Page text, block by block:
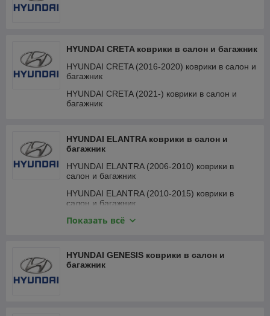
HYUNDAI CRETA коврики в салон и багажник
HYUNDAI CRETA (2016-2020) коврики в салон и
багажник
HYUNDAI CRETA (2021-) коврики в салон и
багажник
HYUNDAI ELANTRA коврики в салон и
багажник
HYUNDAI ELANTRA (2006-2010) коврики в
салон и багажник
HYUNDAI ELANTRA (2010-2015) коврики в
салон и багажник
HYUNDAI ELANTRA (2015-2020) коврики в
багажник
Показать всё
HYUNDAI GENESIS коврики в салон и
багажник